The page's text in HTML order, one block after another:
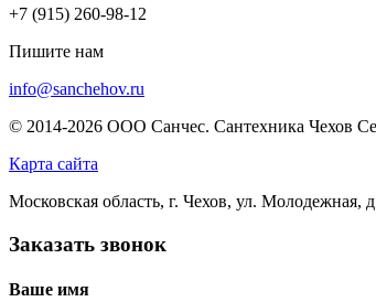
+7 (915) 260-98-12
Пишите нам
info@sanchehov.ru
© 2014-2026 ООО Санчес. Сантехника Чехов
Карта сайта
Московская область, г. Чехов, ул. Молодежная,
Заказать звонок
Ваше имя